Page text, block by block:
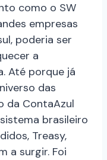
como o SW
empresas
poderia ser
a
Até porque já
das
da ContaAzul
brasileiro
Treasy,
a surgir. Foi